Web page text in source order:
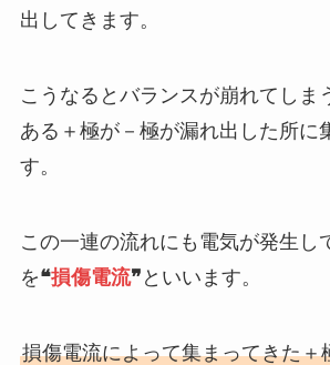
出してきます。
こうなるとバランスが崩れてしま
ある＋極が－極が漏れ出した所に
す。
この一連の流れにも電気が発生し
を❝損傷電流❞ といいます。
損傷電流によって集まってきた＋